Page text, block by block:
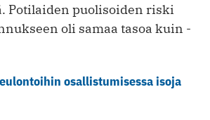
Potilaiden puolisoiden riski
oli samaa tasoa kuin
osallistumisessa isoja